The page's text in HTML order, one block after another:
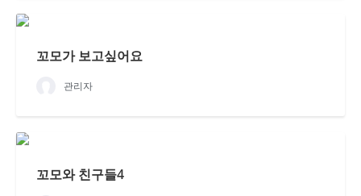
꼬모가 보고싶어요
관리자
꼬모와 친구들4